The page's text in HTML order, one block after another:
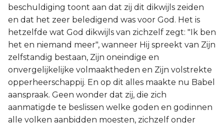
beschuldiging toont aan dat zij dit dikwijls zeiden
en dat het zeer beledigend was voor God. Het is
hetzelfde wat God dikwijls van zichzelf zegt: "Ik ben
het en niemand meer", wanneer Hij spreekt van Zijn
zelfstandig bestaan, Zijn oneindige en
onvergelijkelijke volmaaktheden en Zijn volstrekte
opperheerschappij. En op dit alles maakte nu Babel
aanspraak. Geen wonder dat zij, die zich
aanmatigde te beslissen welke goden en godinnen
alle volken aanbidden moesten, zichzelf onder